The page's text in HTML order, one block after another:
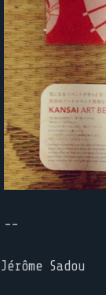
--
Jérôme Sadou